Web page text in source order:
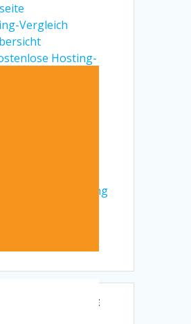
Vergleich
Hosting-
KOMMENTARE